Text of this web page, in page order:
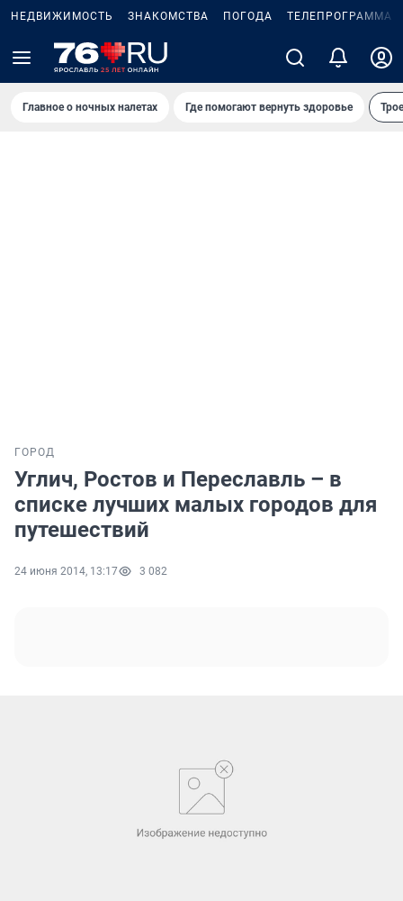
НЕДВИЖИМОСТЬ ЗНАКОМСТВА ПОГОДА ТЕЛЕПРОГРАММА
Главное о ночных налетах Где помогают вернуть здоровье
ГОРОД
Углич, Ростов и Переславль – в
списке лучших малых городов для
путешествий
24 июня 2014, 13:17 3 082